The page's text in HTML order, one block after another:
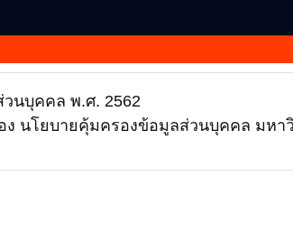
นบุคคล พ.ศ. 2562
ง นโยบายคุ้มครองข้อมูลส่วนบุคคล มหา